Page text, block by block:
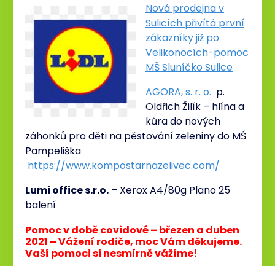
Nová prodejna v
Sulicích přivítá první
zákazníky již po
Velikonocích-pomoc
MŠ Sluníčko Sulice
AGORA, s. r. o. p.
Oldřich Žilík – hlína a
kůra do nových
záhonků pro děti na pěstování zeleniny do MŠ
Pampeliška
https://www.kompostarnazelivec.com/
Lumi office s.r.o. – Xerox A4/80g Plano 25
balení
Pomoc v době covidové – březen a duben
2021 – Vážení rodiče, moc Vám děkujeme.
Vaší pomoci si nesmírně vážíme!